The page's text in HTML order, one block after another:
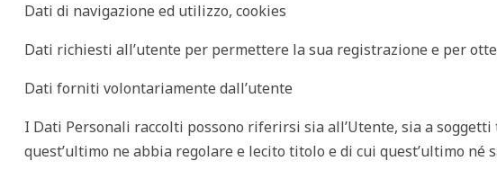
Dati di navigazione ed utilizzo, cookies
Dati richiesti all’utente per permettere la sua registrazione e per
Dati forniti volontariamente dall’utente
I Dati Personali raccolti possono riferirsi sia all’Utente, sia a
quest’ultimo ne abbia regolare e lecito titolo e di cui quest’ultimo né